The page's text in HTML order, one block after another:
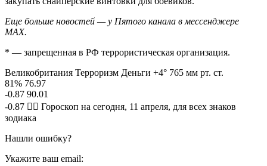
Еще больше новостей — у Пятого канала в мессенджере
MAX.
* — запрещенная в РФ террористическая организация.
Великобритания Терроризм Деньги +4° 765 мм рт. ст.
81% 76.97
-0.87 90.01
-0.87 🧙‍♀ Гороскоп на сегодня, 11 апреля, для всех знаков
зодиака
Нашли ошибку?
Укажите ваш email: